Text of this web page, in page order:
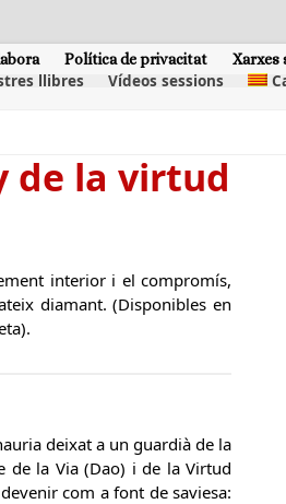
Política de privacitat Xarxes
llibres Vídeos sessions
de la virtud
interior i el compromís,
diamant. (Disponibles en
deixat a un guardià de la
de la Via (Dao) i de la Virtud
com a font de saviesa: